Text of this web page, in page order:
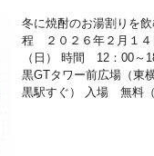
冬に焼酎のお湯割りを
程 ２０２６年２月１４
（日） 時間 12：00～
黒GTタワー前広場（東
黒駅すぐ） 入場 無料（